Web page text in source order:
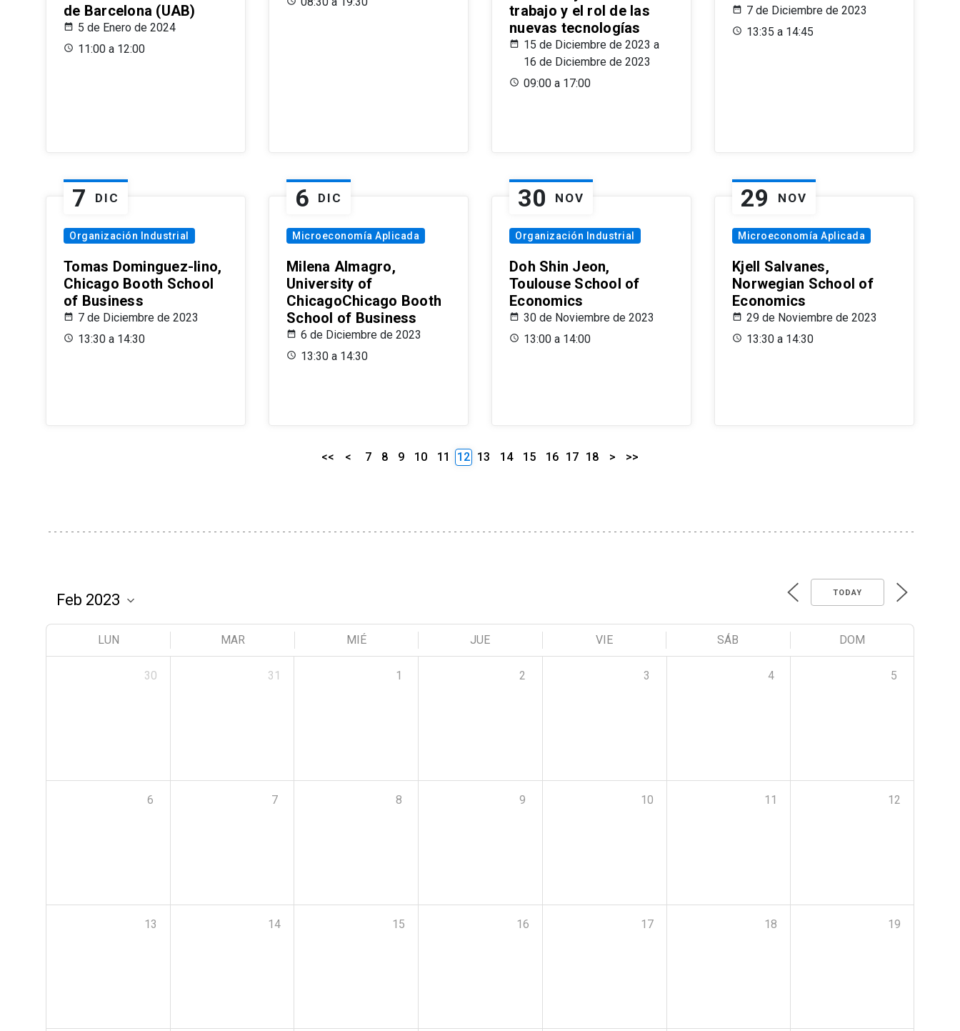
de Barcelona (UAB)
5 de Enero de 2024
11:00 a 12:00
trabajo y el rol de las
nuevas tecnologías
15 de Diciembre de 2023 a
16 de Diciembre de 2023
09:00 a 17:00
7 de Diciembre de 2023
13:35 a 14:45
7 DIC
Organización Industrial
Tomas Dominguez-Iino,
Chicago Booth School
of Business
7 de Diciembre de 2023
13:30 a 14:30
6 DIC
Microeconomía Aplicada
Milena Almagro,
University of
ChicagoChicago Booth
School of Business
6 de Diciembre de 2023
13:30 a 14:30
30 NOV
Organización Industrial
Doh Shin Jeon,
Toulouse School of
Economics
30 de Noviembre de 2023
13:00 a 14:00
29 NOV
Microeconomía Aplicada
Kjell Salvanes,
Norwegian School of
Economics
29 de Noviembre de 2023
13:30 a 14:30
<< < 7 8 9 10 11 12 13 14 15 16 17 18 > >>
TODAY
LUN MAR MIÉ JUE VIE SÁB DOM
30 31 1 2 3 4 5
6 7 8 9 10 11 12
13 14 15 16 17 18 19